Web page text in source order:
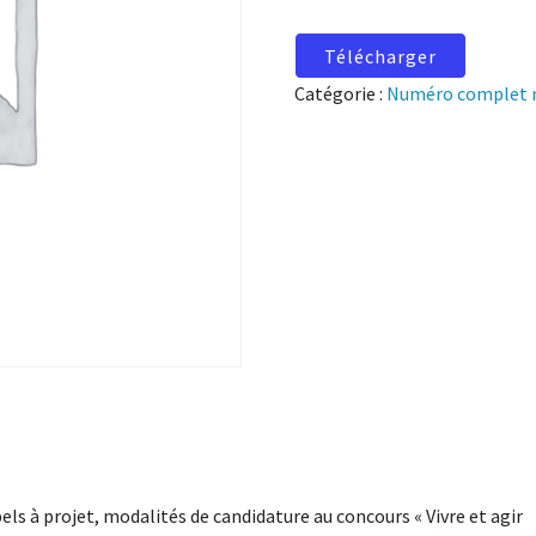
Télécharger
Catégorie : Numéro complet
à projet, modalités de candidature au concours « Vivre et agir